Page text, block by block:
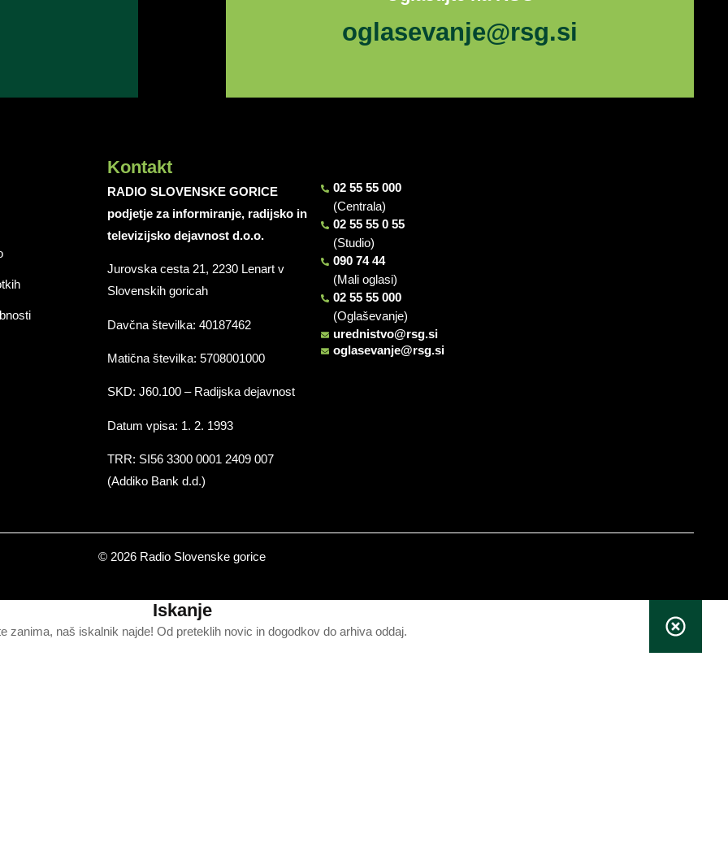
oglasevanje@rsg.si
Kontakt
RADIO SLOVENSKE GORICE
podjetje za informiranje, radijsko in
televizijsko dejavnost d.o.o.
Jurovska cesta 21, 2230 Lenart v
Slovenskih goricah
Davčna številka: 40187462
Matična številka: 5708001000
SKD: J60.100 – Radijska dejavnost
Datum vpisa: 1. 2. 1993
TRR: SI56 3300 0001 2409 007
(Addiko Bank d.d.)
02 55 55 000
(Centrala)
02 55 55 0 55
(Studio)
090 74 44
(Mali oglasi)
02 55 55 000
(Oglaševanje)
urednistvo@rsg.si
oglasevanje@rsg.si
© 2026 Radio Slovenske gorice
Iskanje
zanima, naš iskalnik najde! Od preteklih novic in dogodkov do arhiva oddaj.